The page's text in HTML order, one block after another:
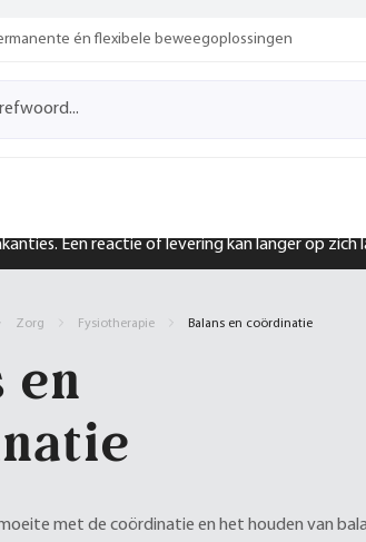
Een reactie of levering kan langer op
én flexibele beweegoplossingen
Zorg Fysiotherapie Balans en coördinatie
en
met de coördinatie en het houden van